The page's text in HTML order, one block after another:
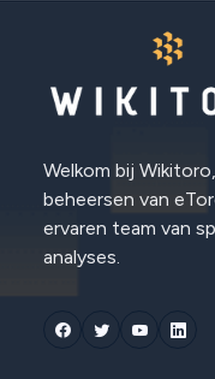
Welkom bij
beheersen van
ervaren team van
analyses.